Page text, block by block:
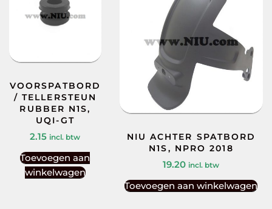
VOORSPATBORD
/ TELLERSTEUN
RUBBER N1S,
UQI-GT
2.15 incl. btw
Toevoegen aan
winkelwagen
NIU ACHTER SPATBORD
N1S, NPRO 2018
19.20 incl. btw
Toevoegen aan winkelwagen